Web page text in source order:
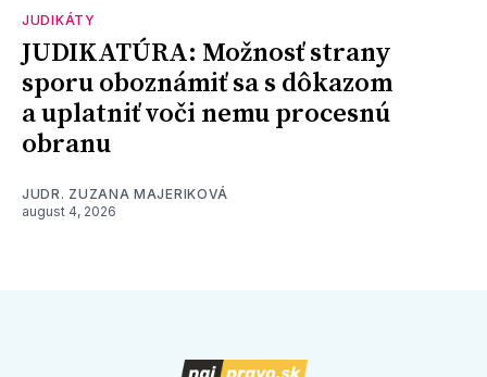
JUDIKÁTY
JUDIKATÚRA: Možnosť strany
sporu oboznámiť sa s dôkazom
a uplatniť voči nemu procesnú
obranu
JUDR. ZUZANA MAJERIKOVÁ
august 4, 2026